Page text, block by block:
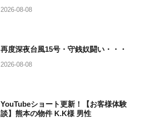
2026-08-08
再度深夜台風15号・守銭奴闘い・・・
2026-08-08
YouTubeショート更新！【お客様体験
談】熊本の物件 K.K様 男性